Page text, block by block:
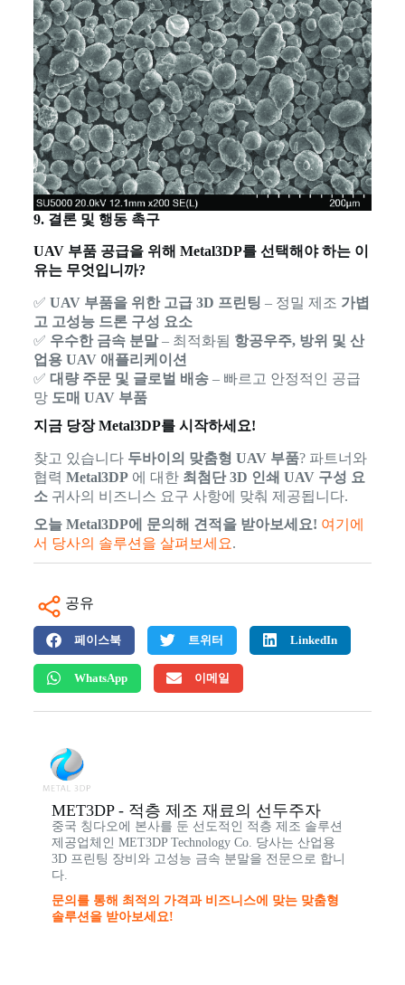
9. 결론 및 행동 촉구
UAV 부품 공급을 위해 Metal3DP를 선택해야 하는 이
유는 무엇입니까?
✅ UAV 부품을 위한 고급 3D 프린팅 – 정밀 제조 가볍
고 고성능 드론 구성 요소
✅ 우수한 금속 분말– 최적화됨 항공우주, 방위 및 산
업용 UAV 애플리케이션
✅ 대량 주문 및 글로벌 배송– 빠르고 안정적인 공급
망 도매 UAV 부품
지금 당장 Metal3DP를 시작하세요!
찾고 있습니다 두바이의 맞춤형 UAV 부품? 파트너와
협력 Metal3DP에 대한 최첨단 3D 인쇄 UAV 구성 요
소귀사의 비즈니스 요구 사항에 맞춰 제공됩니다.
오늘 Metal3DP에 문의해 견적을 받아보세요! 여기에
서 당사의 솔루션을 살펴보세요.
공유
페이스북 트위터 LinkedIn
WhatsApp 이메일
MET3DP - 적층 제조 재료의 선두주자
중국 칭다오에 본사를 둔 선도적인 적층 제조 솔루션
제공업체인 MET3DP Technology Co. 당사는 산업용
3D 프린팅 장비와 고성능 금속 분말을 전문으로 합니
다.
문의를 통해 최적의 가격과 비즈니스에 맞는 맞춤형
솔루션을 받아보세요!